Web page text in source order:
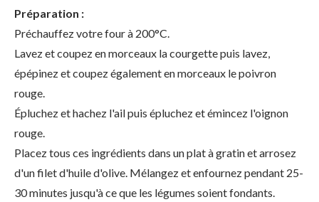
Préparation :
Préchauffez votre four à 200°C.
Lavez et coupez en morceaux la courgette puis lavez,
épépinez et coupez également en morceaux le poivron
rouge.
Épluchez et hachez l'ail puis épluchez et émincez l'oignon
rouge.
Placez tous ces ingrédients dans un plat à gratin et arrosez
d'un filet d'huile d'olive. Mélangez et enfournez pendant 25-
30 minutes jusqu'à ce que les légumes soient fondants.